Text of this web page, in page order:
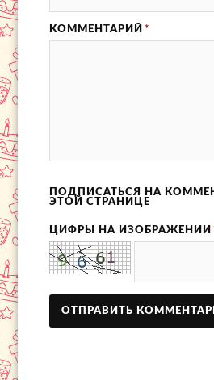
КОММЕНТАРИЙ *
ПОДПИСАТЬСЯ НА
ЭТОЙ СТРАНИЦЕ
ЦИФРЫ НА ИЗОБРАЖЕНИИ